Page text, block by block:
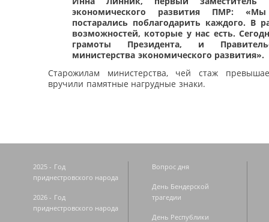
экономического развития ПМР: «Мы
постарались поблагодарить каждого. В
возможностей, которые у нас есть.
грамоты Президента, и
министерства экономического развития».
Старожилам министерства, чей стаж
вручили памятные нагрудные знаки.
2025 - Год
приднестровского народа
2026 - Год
приднестровского народа
Вопрос дня
День Бендерской
трагедии
День Республики